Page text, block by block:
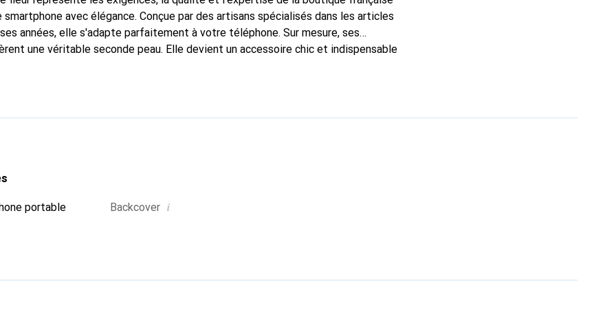
avec élégance. Conçue par des artisans spécialisés dans les articles
années, elle s'adapte parfaitement à votre téléphone. Sur mesure, ses
une véritable seconde peau. Elle devient un accessoire chic et indispensable
sûr pour une clientèle exigeante.
portable Backcover i